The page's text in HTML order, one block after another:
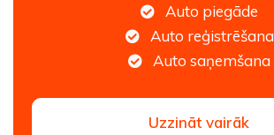
Auto piegāde
Auto reģistrēšana
Auto saņemšana
Uzzināt vairāk